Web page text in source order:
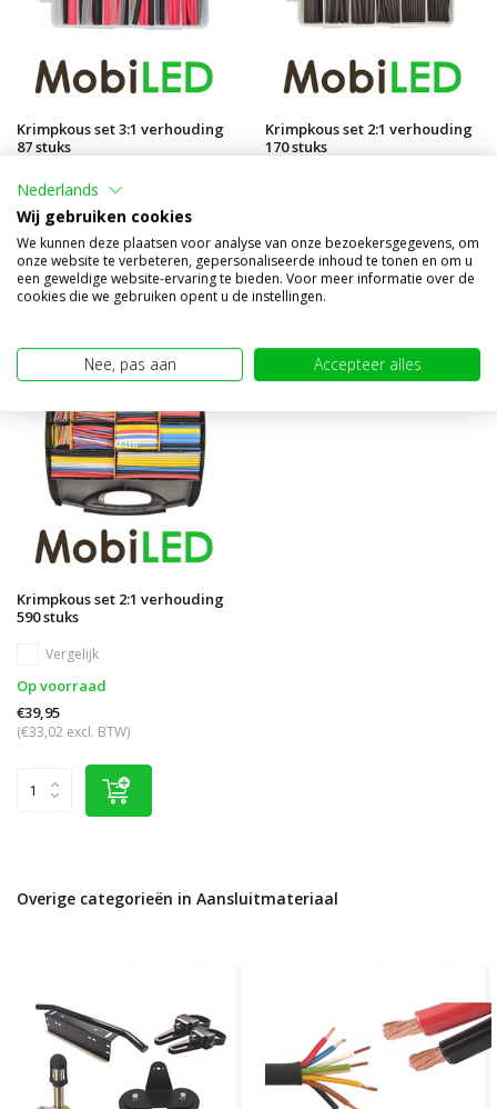
Krimpkous set 3:1 verhouding
87 stuks
Vergelijk
Op voorraad
€14,95
(€12,36 excl. BTW)
Krimpkous set 2:1 verhouding
170 stuks
€9,95
(€8,22 excl. BTW)
Krimpkous set 2:1 verhouding
590 stuks
Vergelijk
Op voorraad
€39,95
(€33,02 excl. BTW)
Overige categorieën in Aansluitmateriaal
Nederlands
Wij gebruiken cookies
We kunnen deze plaatsen voor analyse van onze bezoekersgegevens, om
onze website te verbeteren, gepersonaliseerde inhoud te tonen en om u
een geweldige website-ervaring te bieden. Voor meer informatie over de
cookies die we gebruiken opent u de instellingen.
Nee, pas aan Accepteer alles